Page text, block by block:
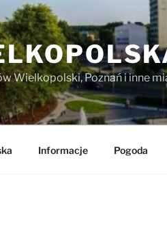
Wielkopolski, Poznań i inne
Informacje Pogoda